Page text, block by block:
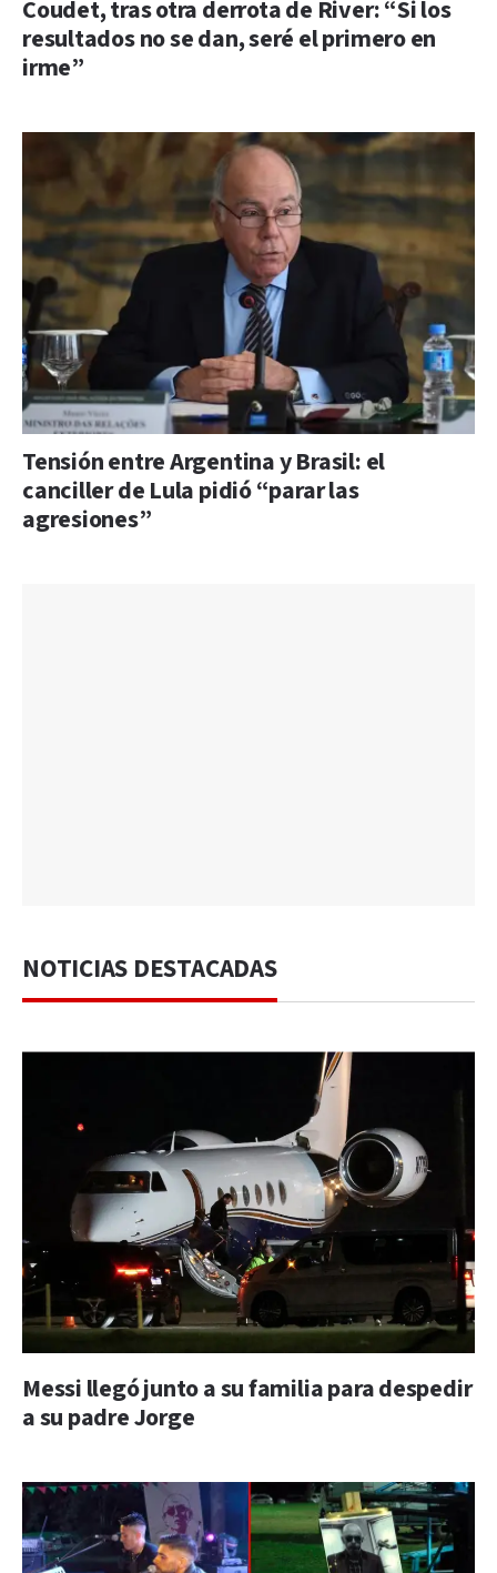
Coudet, tras otra derrota de River: “Si los
resultados no se dan, seré el primero en
irme”
Tensión entre Argentina y Brasil: el
canciller de Lula pidió “parar las
agresiones”
NOTICIAS DESTACADAS
Messi llegó junto a su familia para despedir
a su padre Jorge